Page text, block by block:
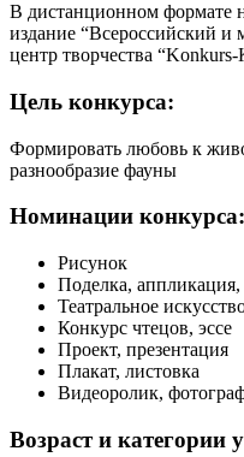
В дистанционном формате
издание “Всероссийский
центр творчества “Konkurs-
Цель конкурса:
Формировать любовь к
разнообразие фауны
Номинации конкурса:
Рисунок
Поделка,
Театральное
Конкурс чтецов, эссе
Проект, презентация
Плакат, листовка
Видеоролик,
Возраст и категории